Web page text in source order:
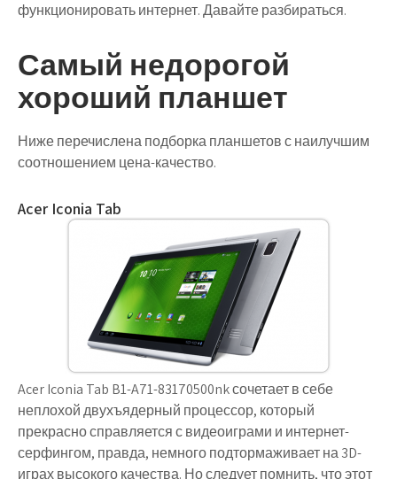
функционировать интернет. Давайте разбираться.
Самый недорогой
хороший планшет
Ниже перечислена подборка планшетов с наилучшим
соотношением цена-качество.
Acer Iconia Tab
Acer Iconia Tab B1-A71-83170500nk сочетает в себе
неплохой двухъядерный процессор, который
прекрасно справляется с видеоиграми и интернет-
серфингом, правда, немного подтормаживает на 3D-
играх высокого качества. Но следует помнить, что этот